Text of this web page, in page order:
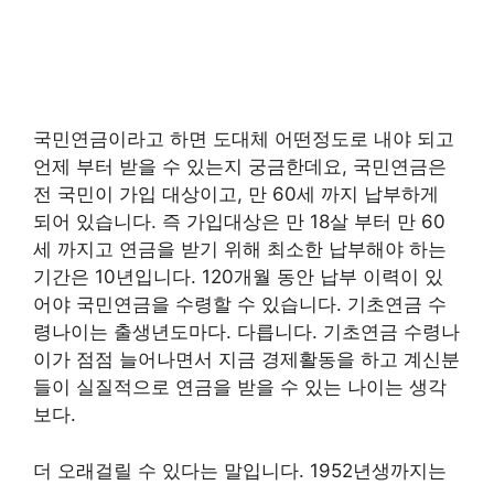
국민연금이라고 하면 도대체 어떤정도로 내야 되고
언제 부터 받을 수 있는지 궁금한데요, 국민연금은
전 국민이 가입 대상이고, 만 60세 까지 납부하게
되어 있습니다. 즉 가입대상은 만 18살 부터 만 60
세 까지고 연금을 받기 위해 최소한 납부해야 하는
기간은 10년입니다. 120개월 동안 납부 이력이 있
어야 국민연금을 수령할 수 있습니다. 기초연금 수
령나이는 출생년도마다. 다릅니다. 기초연금 수령나
이가 점점 늘어나면서 지금 경제활동을 하고 계신분
들이 실질적으로 연금을 받을 수 있는 나이는 생각
보다.
더 오래걸릴 수 있다는 말입니다. 1952년생까지는